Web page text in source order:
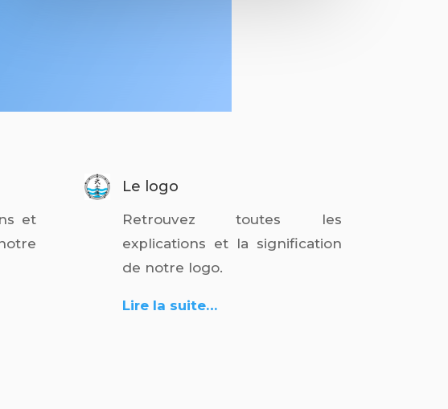
et
Le logo
Retrouvez toutes les
explications et la signification
de notre logo.
Lire la suite…